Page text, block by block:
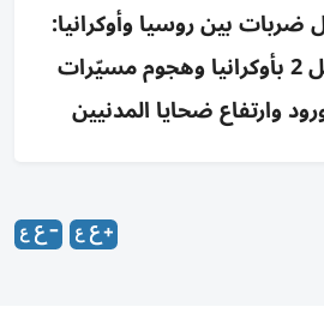
ضربات بين روسيا وأوكرانيا:
غارات روسية تقتل 2 بأوكرانيا وهجوم مسيّرات